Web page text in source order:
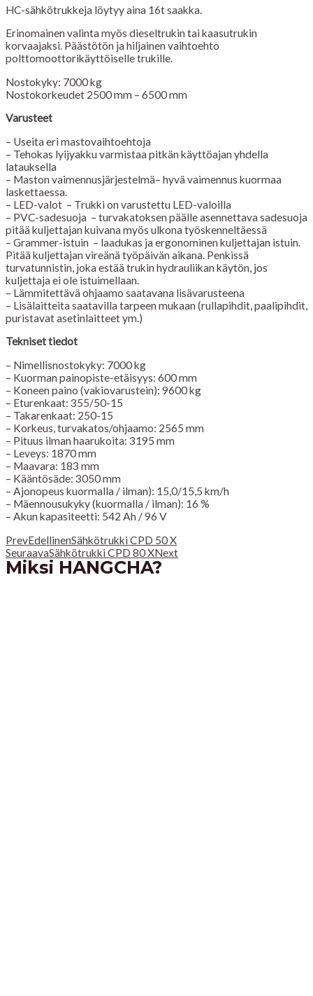
HC-sähkötrukkeja löytyy aina 16t saakka.
Erinomainen valinta myös dieseltrukin tai kaasutrukin
korvaajaksi. Päästötön ja hiljainen vaihtoehto
polttomoottorikäyttöiselle trukille.
Nostokyky: 7000 kg
Nostokorkeudet 2500 mm – 6500 mm
Varusteet
– Useita eri mastovaihtoehtoja
– Tehokas lyijyakku varmistaa pitkän käyttöajan yhdella
latauksella
– Maston vaimennusjärjestelmä– hyvä vaimennus kuormaa
laskettaessa.
– LED-valot – Trukki on varustettu LED-valoilla
– PVC-sadesuoja – turvakatoksen päälle asennettava sadesuoja
pitää kuljettajan kuivana myös ulkona työskenneltäessä
– Grammer-istuin – laadukas ja ergonominen kuljettajan istuin.
Pitää kuljettajan vireänä työpäivän aikana. Penkissä
turvatunnistin, joka estää trukin hydrauliikan käytön, jos
kuljettaja ei ole istuimellaan.
– Lämmitettävä ohjaamo saatavana lisävarusteena
– Lisälaitteita saatavilla tarpeen mukaan (rullapihdit, paalipihdit,
puristavat asetinlaitteet ym.)
Tekniset tiedot
– Nimellisnostokyky: 7000 kg
– Kuorman painopiste-etäisyys: 600 mm
– Koneen paino (vakiovarustein): 9600 kg
– Eturenkaat: 355/50-15
– Takarenkaat: 250-15
– Korkeus, turvakatos/ohjaamo: 2565 mm
– Pituus ilman haarukoita: 3195 mm
– Leveys: 1870 mm
– Maavara: 183 mm
– Kääntösäde: 3050 mm
– Ajonopeus kuormalla / ilman): 15,0/15,5 km/h
– Mäennousukyky (kuormalla / ilman): 16 %
– Akun kapasiteetti: 542 Ah / 96 V
PrevEdellinenSähkötrukki CPD 50 X
SeuraavaSähkötrukki CPD 80 XNext
Miksi HANGCHA?